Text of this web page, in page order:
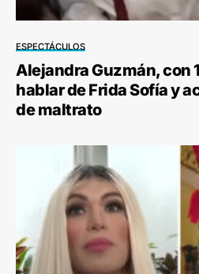
ESPECTÁCULOS
Alejandra Guzmán, con
hablar de Frida Sofía y
de maltrato